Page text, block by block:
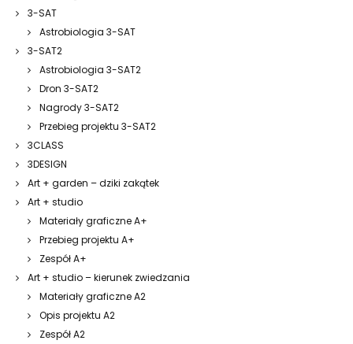
3-SAT
Astrobiologia 3-SAT
3-SAT2
Astrobiologia 3-SAT2
Dron 3-SAT2
Nagrody 3-SAT2
Przebieg projektu 3-SAT2
3CLASS
3DESIGN
Art + garden – dziki zakątek
Art + studio
Materiały graficzne A+
Przebieg projektu A+
Zespół A+
Art + studio – kierunek zwiedzania
Materiały graficzne A2
Opis projektu A2
Zespół A2